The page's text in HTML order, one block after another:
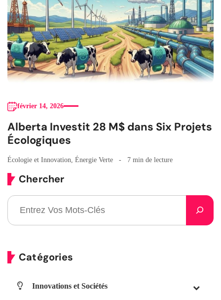
février 14, 2026
Alberta Investit 28 M$ dans Six Projets
Écologiques
Écologie et Innovation Énergie Verte 7 min de lecture
Chercher
Catégories
Innovations et Sociétés